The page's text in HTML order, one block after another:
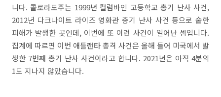
니다. 콜로라도주는 1999년 컬럼바인 고등학교 총기 난사 사건,
2012년 다크나이트 라이즈 영화관 총기 난사 사건 등으로 숱한
피해가 발생한 곳인데, 이번에 또 이런 사건이 일어난 셈입니다.
집계에 따르면 이번 애틀랜타 총격 사건은 올해 들어 미국에서 발
생한 7번째 총기 난사 사건이라고 합니다. 2021년은 아직 4분의
1도 지나지 않았습니다.